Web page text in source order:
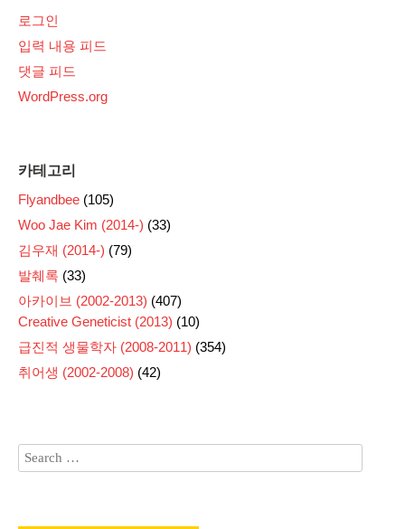
로그인
입력 내용 피드
댓글 피드
WordPress.org
카테고리
Flyandbee (105)
Woo Jae Kim (2014-) (33)
김우재 (2014-) (79)
발췌록 (33)
아카이브 (2002-2013) (407)
Creative Geneticist (2013) (10)
급진적 생물학자 (2008-2011) (354)
취어생 (2002-2008) (42)